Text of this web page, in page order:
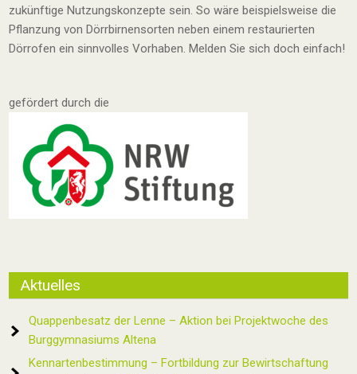
zukünftige Nutzungskonzepte sein. So wäre beispielsweise die
Pflanzung von Dörrbirnensorten neben einem restaurierten
Dörrofen ein sinnvolles Vorhaben. Melden Sie sich doch einfach!
gefördert durch die
Aktuelles
Quappenbesatz der Lenne – Aktion bei Projektwoche des
Burggymnasiums Altena
Kennartenbestimmung – Fortbildung zur Bewirtschaftung